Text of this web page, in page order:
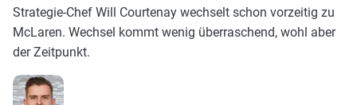
Strategie-Chef Will Courtenay wechselt schon vorzeitig zu
McLaren. Wechsel kommt wenig überraschend, wohl aber
der Zeitpunkt.